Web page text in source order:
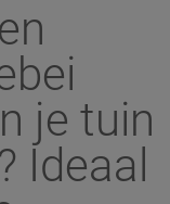
je tuin
Ideaal